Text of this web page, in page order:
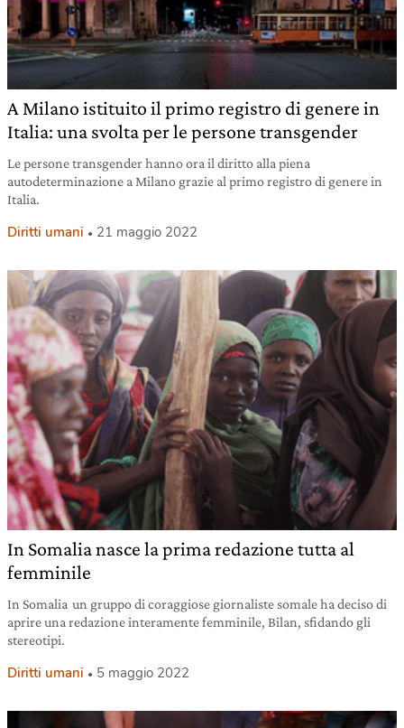
A Milano istituito il primo registro di genere in
Italia: una svolta per le persone transgender
Le persone transgender hanno ora il diritto alla piena
autodeterminazione a Milano grazie al primo registro di genere in
Italia.
Diritti umani 21 maggio 2022
In Somalia nasce la prima redazione tutta al
femminile
In Somalia un gruppo di coraggiose giornaliste somale ha deciso di
aprire una redazione interamente femminile, Bilan, sfidando gli
stereotipi.
Diritti umani 5 maggio 2022